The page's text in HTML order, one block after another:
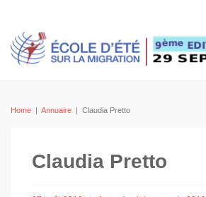
Home | Annuaire | Claudia Pretto
Claudia Pretto